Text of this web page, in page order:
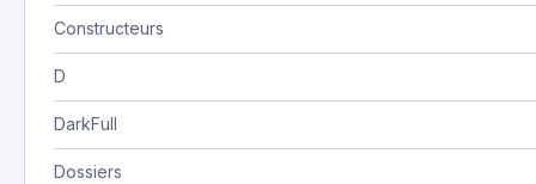
Constructeurs
D
DarkFull
Dossiers